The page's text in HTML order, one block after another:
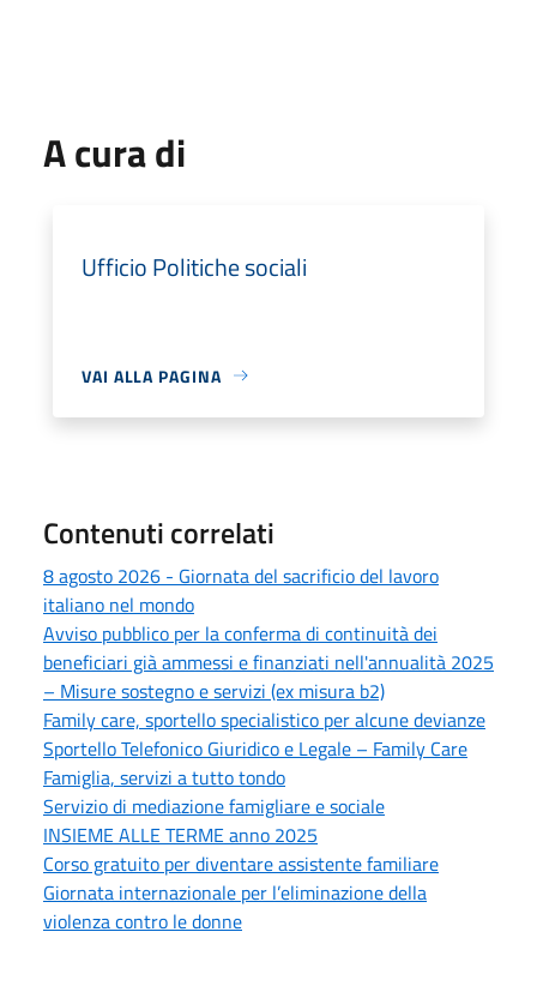
A cura di
Ufficio Politiche sociali
VAI ALLA PAGINA
Contenuti correlati
8 agosto 2026 - Giornata del sacrificio del lavoro
italiano nel mondo
Avviso pubblico per la conferma di continuità dei
beneficiari già ammessi e finanziati nell'annualità 2025
– Misure sostegno e servizi (ex misura b2)
Family care, sportello specialistico per alcune devianze
Sportello Telefonico Giuridico e Legale – Family Care
Famiglia, servizi a tutto tondo
Servizio di mediazione famigliare e sociale
INSIEME ALLE TERME anno 2025
Corso gratuito per diventare assistente familiare
Giornata internazionale per l’eliminazione della
violenza contro le donne